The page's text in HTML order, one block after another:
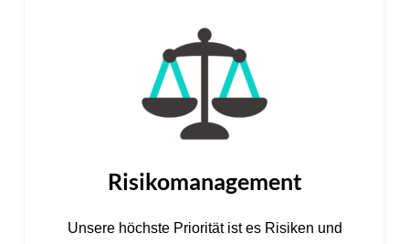
Risikomanagement
Unsere höchste Priorität ist es Risiken und